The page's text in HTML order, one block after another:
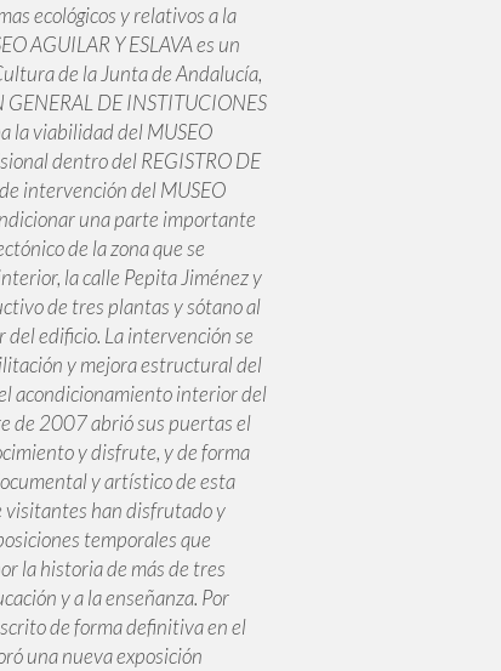
ecológicos y relativos a la
AGUILAR Y ESLAVA es un
de la Junta de Andalucía,
DE INSTITUCIONES
la viabilidad del MUSEO
dentro del REGISTRO DE
intervención del MUSEO
una parte importante
de la zona que se
la calle Pepita Jiménez y
de tres plantas y sótano al
edificio. La intervención se
y mejora estructural del
acondicionamiento interior del
de 2007 abrió sus puertas el
y disfrute, y de forma
y artístico de esta
han disfrutado y
temporales que
la historia de más de tres
y a la enseñanza. Por
de forma definitiva en el
una nueva exposición